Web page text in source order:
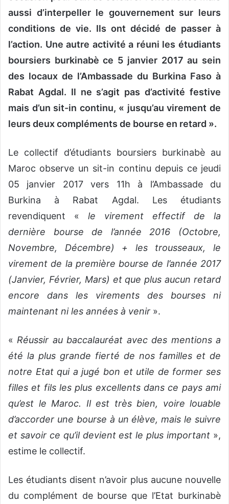
aussi d’interpeller le gouvernement sur leurs
conditions de vie. Ils ont décidé de passer à
l’action. Une autre activité a réuni les étudiants
boursiers burkinabè ce 5 janvier 2017 au sein
des locaux de l’Ambassade du Burkina Faso à
Rabat Agdal. Il ne s’agit pas d’activité festive
mais d’un sit-in continu, « jusqu’au virement de
leurs deux compléments de bourse en retard ».
Le collectif d’étudiants boursiers burkinabè au
Maroc observe un sit-in continu depuis ce jeudi
05 janvier 2017 vers 11h à l’Ambassade du
Burkina à Rabat Agdal. Les étudiants
revendiquent « le virement effectif de la
dernière bourse de l’année 2016 (Octobre,
Novembre, Décembre) + les trousseaux, le
virement de la première bourse de l’année 2017
(Janvier, Février, Mars) et que plus aucun retard
encore dans les virements des bourses ni
maintenant ni les années à venir ».
« Réussir au baccalauréat avec des mentions a
été la plus grande fierté de nos familles et de
notre Etat qui a jugé bon et utile de former ses
filles et fils les plus excellents dans ce pays ami
qu’est le Maroc. Il est très bien, voire louable
d’accorder une bourse à un élève, mais le suivre
et savoir ce qu’il devient est le plus important »,
estime le collectif.
Les étudiants disent n’avoir plus aucune nouvelle
du complément de bourse que l’Etat burkinabè